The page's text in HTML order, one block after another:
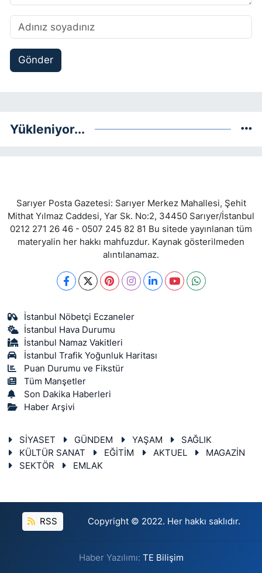
Gönder
Yükleniyor...
Sarıyer Posta Gazetesi: Sarıyer Merkez Mahallesi, Şehit
Mithat Yılmaz Caddesi, Yar Sk. No:2, 34450 Sarıyer/İstanbul
0212 271 26 46 - 0507 245 82 81 Bu sitede yayınlanan tüm
materyalin her hakkı mahfuzdur. Kaynak gösterilmeden
alıntılanamaz.
İstanbul Nöbetçi Eczaneler
İstanbul Hava Durumu
İstanbul Namaz Vakitleri
İstanbul Trafik Yoğunluk Haritası
Puan Durumu ve Fikstür
Tüm Manşetler
Son Dakika Haberleri
Haber Arşivi
SİYASET GÜNDEM YAŞAM
SAĞLIK
KÜLTÜR SANAT
EĞİTİM AKTUEL
MAGAZİN
SEKTÖR
EMLAK
RSS Copyright © 2022. Her hakkı saklıdır.
Haber Yazılımı: TE Bilişim